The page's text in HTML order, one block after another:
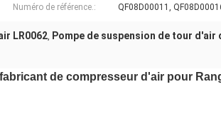
Numéro de référence.: QF08D00011,
LR0062, Pompe de suspension de tour d'air
de compresseur d'air pour